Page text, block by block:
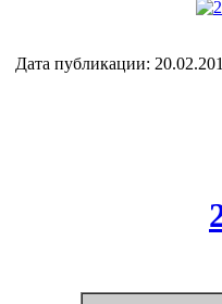
Дата публикации: